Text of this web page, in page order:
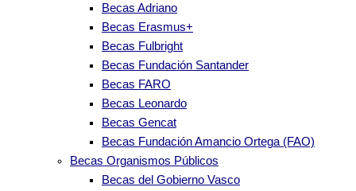
Becas Adriano
Becas Erasmus+
Becas Fulbright
Becas Fundación Santander
Becas FARO
Becas Leonardo
Becas Gencat
Becas Fundación Amancio Ortega (FAO)
Becas Organismos Públicos
Becas del Gobierno Vasco